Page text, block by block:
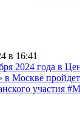
в 16:41
2024 года в
в Москве